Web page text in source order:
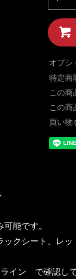
オプシ
特定商
この商
この
買い物
能です。
クシート、レ
ン で確認して